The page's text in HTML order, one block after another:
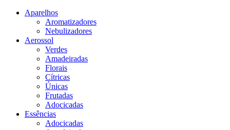
Aparelhos
Aromatizadores
Nebulizadores
Aerossol
Verdes
Amadeiradas
Florais
Cítricas
Únicas
Frutadas
Adocicadas
Essências
Adocicadas